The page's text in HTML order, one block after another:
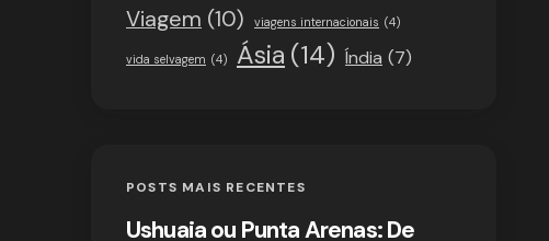
Viagem (10) viagens internacionais (4)
vida selvagem (4) Ásia (14) Índia (7)
POSTS MAIS RECENTES
Ushuaia ou Punta Arenas: De